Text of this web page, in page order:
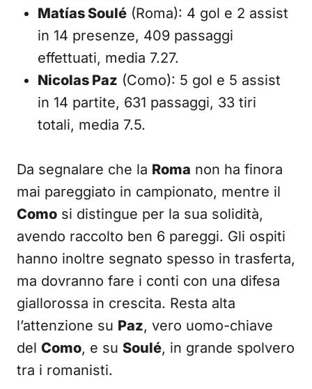
Matías Soulé (Roma): 4 gol e 2 assist
in 14 presenze, 409 passaggi
effettuati, media 7.27.
Nicolas Paz (Como): 5 gol e 5 assist
in 14 partite, 631 passaggi, 33 tiri
totali, media 7.5.
Da segnalare che la Roma non ha finora
mai pareggiato in campionato, mentre il
Como si distingue per la sua solidità,
avendo raccolto ben 6 pareggi. Gli ospiti
hanno inoltre segnato spesso in trasferta,
ma dovranno fare i conti con una difesa
giallorossa in crescita. Resta alta
l’attenzione su Paz, vero uomo-chiave
del Como, e su Soulé, in grande spolvero
tra i romanisti.